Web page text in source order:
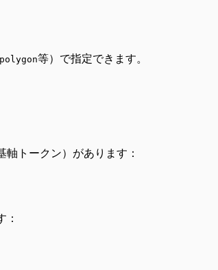
polygon等）で指定できます。
トークン）があります：
：